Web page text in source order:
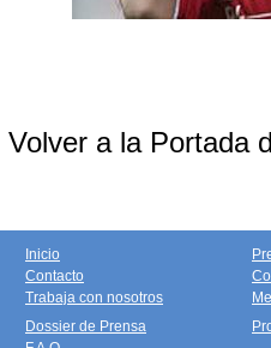
Volver a la Portada
Inicio
Contacto
Trabaja con nosotros
Dossier de Prensa